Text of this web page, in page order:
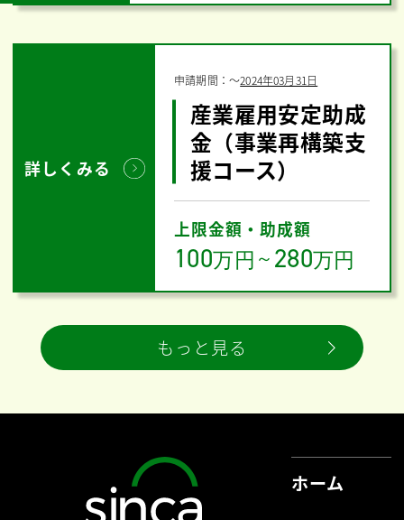
詳しくみる
申請期間：〜2024年03月31日
産業雇用安定助成
金（事業再構築支
援コース）
上限金額・助成額
100万円 ～ 280万円
もっと見る
ホーム